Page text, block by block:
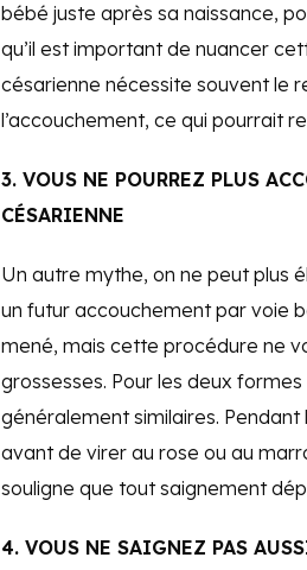
bébé juste après sa naissance,
qu’il est important de nuancer
césarienne nécessite souvent le
l’accouchement, ce qui pourrait
3. VOUS NE POURREZ PLUS
CÉSARIENNE
Un autre mythe, on ne peut plus
un futur accouchement par voie
mené, mais cette procédure ne
grossesses. Pour les deux
généralement similaires.
avant de virer au rose ou au
souligne que tout saignement
4. VOUS NE SAIGNEZ PAS